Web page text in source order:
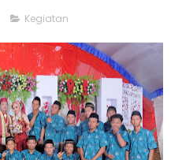
Kegiatan